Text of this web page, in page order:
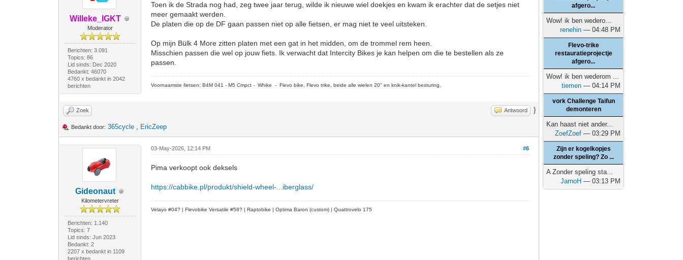
Willeke_IGKT
Moderator
Berichten: 3.091
Topics: 86
Lid sinds: Dec 2020
Bedankt: 46070
4760 x bedankt in 2042
berichten
Toen ik de Strada nog had, zeg twee jaar terug, wilde ik nieuwe wiel doekjes en kwam ik erachter dat de setjes niet
meer gemaakt werden.
De platen die op de DF gaan passen niet op alle fietsen, er mag niet te veel uitsteken.
Op mijn Bülk 4 More zitten platen met een gat in het midden, om de trommel rem heen.
Misschien passen die wel op jouw fiets. Ik verwacht dat Intercity Bikes je kan helpen om die te bestellen als ze
passen.
Voornaamste fietsen: B4M 041 - M5 Cmpct - Whike - Flevo bike, Flevo trike, beide alle wielen 20" en knik-kantel besturing,
Zoek Antwoord }
Bedankt door: 365cycle , EricZeep
Gideonaut
Kilometervreter
Berichten: 1.140
Topics: 7
Lid sinds: Jun 2023
Bedankt: 2
2207 x bedankt in 1109
berichten
#6
03-May-2026, 12:14 PM
Pima verkoopt ook deksels
https://cabbike.pl/produkt/shield-wheel-...iberglass/
Velayo #04? | Flevobike Versatile #58? | Raptobike | Optima Baron (custom) | Quattrovelo 175
afgero...
Wow! ik ben wedero...
renehin — 04:48 PM
Flevo-trike
restauratieprojectje
afgero...
Wow! ik ben wederom ...
tiemen — 04:14 PM
vork Challenge Taifun
demonteren
Kan haast niet ander...
ZoefZoef — 03:29 PM
Zijn er kogelkopjes
zonder speling? Zo ...
A Zonder speling sta...
JarnoH — 03:13 PM